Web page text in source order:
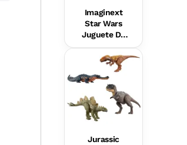
Imaginext
Star Wars
Juguete De
R2-D2 Con
Luces Y
Sonidos, Y
Una Figurita
Metálica De
C-3Po, Para
Niños Y Niñas
Jurassic